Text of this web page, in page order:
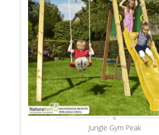
Jungle Gym Peak